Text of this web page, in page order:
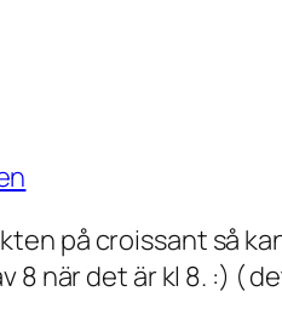
på croissant så
när det är kl 8. :) (